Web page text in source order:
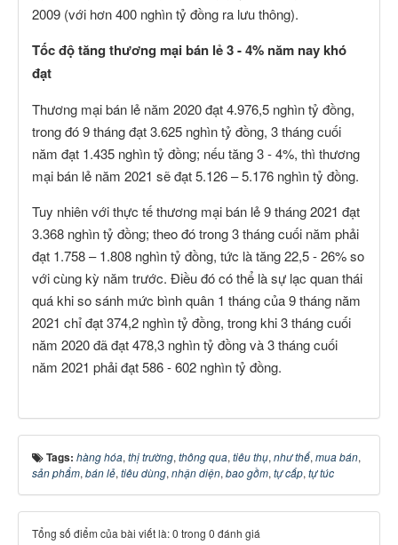
2009 (với hơn 400 nghìn tỷ đồng ra lưu thông).
Tốc độ tăng thương mại bán lẻ 3 - 4% năm nay khó
đạt
Thương mại bán lẻ năm 2020 đạt 4.976,5 nghìn tỷ đồng,
trong đó 9 tháng đạt 3.625 nghìn tỷ đồng, 3 tháng cuối
năm đạt 1.435 nghìn tỷ đồng; nếu tăng 3 - 4%, thì thương
mại bán lẻ năm 2021 sẽ đạt 5.126 – 5.176 nghìn tỷ đồng.
Tuy nhiên với thực tế thương mại bán lẻ 9 tháng 2021 đạt
3.368 nghìn tỷ đồng; theo đó trong 3 tháng cuối năm phải
đạt 1.758 – 1.808 nghìn tỷ đồng, tức là tăng 22,5 - 26% so
với cùng kỳ năm trước. Điều đó có thể là sự lạc quan thái
quá khi so sánh mức bình quân 1 tháng của 9 tháng năm
2021 chỉ đạt 374,2 nghìn tỷ đồng, trong khi 3 tháng cuối
năm 2020 đã đạt 478,3 nghìn tỷ đồng và 3 tháng cuối
năm 2021 phải đạt 586 - 602 nghìn tỷ đồng.
Tags: hàng hóa, thị trường, thông qua, tiêu thụ, như thế, mua bán,
sản phẩm, bán lẻ, tiêu dùng, nhận diện, bao gồm, tự cấp, tự túc
Tổng số điểm của bài viết là: 0 trong 0 đánh giá